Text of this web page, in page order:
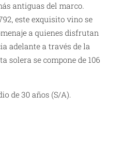
antiguas del marco.
este exquisito vino se
a quienes disfrutan
adelante a través de la
solera se compone de 106
de 30 años (S/A).